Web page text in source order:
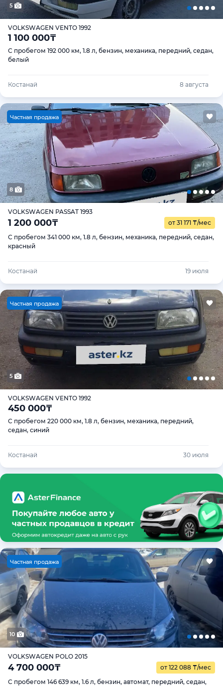
5
VOLKSWAGEN VENTO 1992
1 100 000₸
С пробегом 192 000 км, 1.8 л, бензин, механика, передний, седан,
белый
Костанай 8 августа
Частная продажа
8
VOLKSWAGEN PASSAT 1993
1 200 000₸ от 31 171 ₸/мес
С пробегом 341 000 км, 1.8 л, бензин, механика, передний, седан,
красный
Костанай 19 июля
Частная продажа
5
VOLKSWAGEN VENTO 1992
450 000₸
С пробегом 220 000 км, 1.8 л, бензин, механика, передний,
седан, синий
Костанай 30 июля
Частная продажа
10
VOLKSWAGEN POLO 2015
4 700 000₸ от 122 088 ₸/мес
С пробегом 146 639 км, 1.6 л, бензин, автомат, передний, седан,